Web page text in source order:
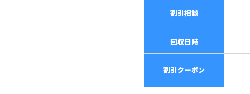
割引相談
回収日時
割引クーポン